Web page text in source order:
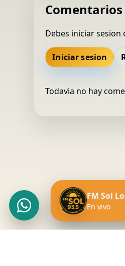
Comentarios
Debes iniciar
Iniciar sesion
Todavia no hay
FM Sol
En vivo